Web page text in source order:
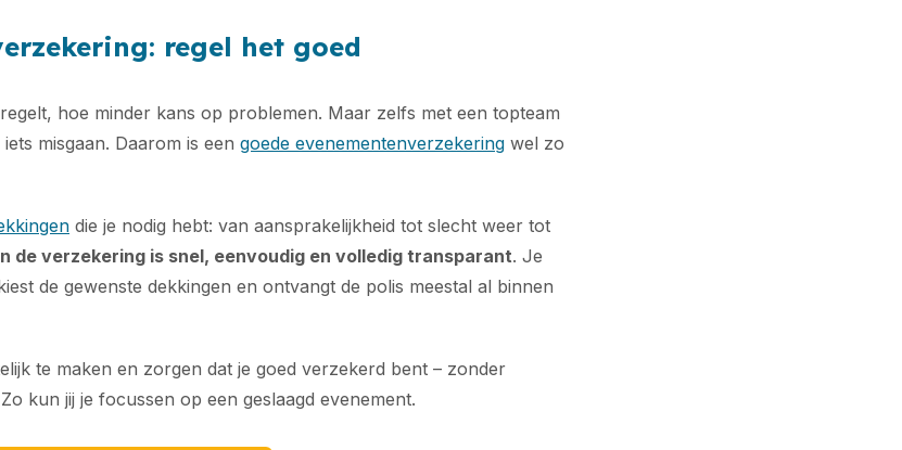
regel het goed
hoe minder kans op problemen. Maar zelfs met een topteam
misgaan. Daarom is een goede evenementenverzekering wel zo
die je nodig hebt: van aansprakelijkheid tot slecht weer tot
de verzekering is snel, eenvoudig en volledig transparant. Je
de gewenste dekkingen en ontvangt de polis meestal al binnen
te maken en zorgen dat je goed verzekerd bent – zonder
kun jij je focussen op een geslaagd evenement.